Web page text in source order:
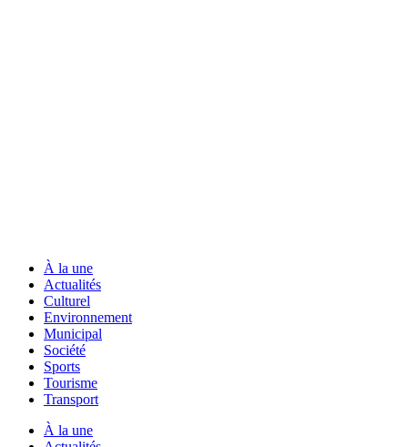
À la une
Actualités
Culturel
Environnement
Municipal
Société
Sports
Tourisme
Transport
À la une